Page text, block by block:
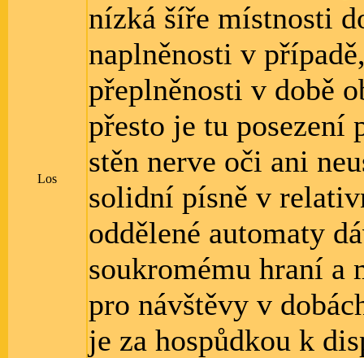
Los
nízká šíře místnosti
naplněnosti v
přeplněnosti v době
přesto je tu posezení
stěn nerve oči ani
solidní písně v
oddělené automaty
soukromému hraní a
pro návštěvy v
je za hospůdkou k